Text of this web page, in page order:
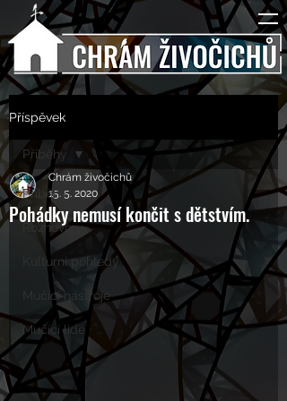
Příspěvek
Příběhy
Rozhovory
Kulturní pohledy
Mučící nástroje
Mučící lidé
Příběhy
Pohádky nemusí končit s dětstvím.
Chrám živočichů
15. 5. 2020